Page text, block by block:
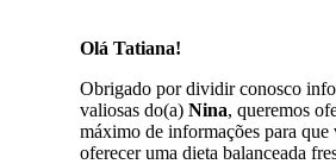
Olá Tatiana!
Obrigado por dividir conosco
valiosas do(a)Nina, queremos
máximo de informações para que
oferecer uma dieta balanceada